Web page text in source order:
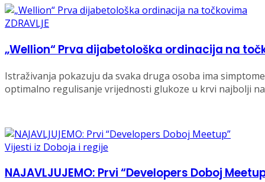
ZDRAVLJE
„Wellion“ Prva dijabetološka ordinacija na
Istraživanja pokazuju da svaka druga osoba ima
optimalno regulisanje vrijednosti glukoze u krvi najbolji
Vijesti iz Doboja i regije
NAJAVLJUJEMO: Prvi “Developers Doboj